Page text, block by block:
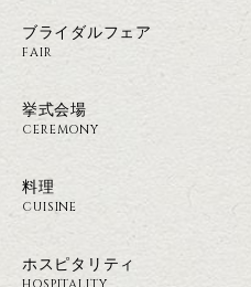
ブライダルフェア
FAIR
挙式会場
CEREMONY
料理
CUISINE
ホスピタリティ